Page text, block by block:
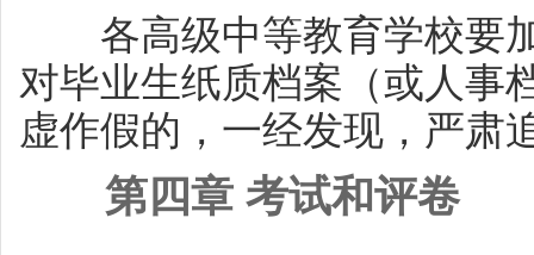
各高级中等教育学校要
对毕业生纸质档案（或人事
虚作假的，一经发现，严肃
第四章 考试和评卷